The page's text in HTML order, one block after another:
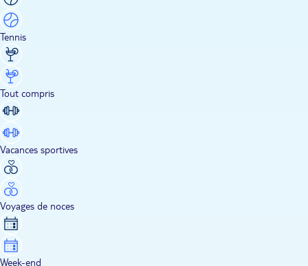
Tennis
Tout compris
Vacances sportives
Voyages de noces
Week-end